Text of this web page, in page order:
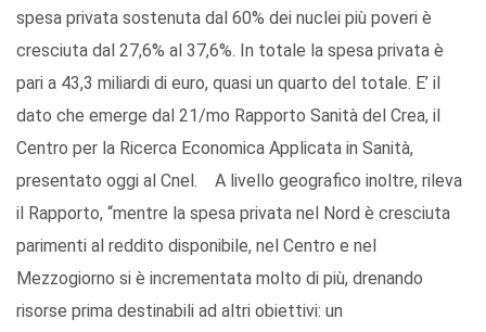
spesa privata sostenuta dal 60% dei nuclei più poveri è
cresciuta dal 27,6% al 37,6%. In totale la spesa privata è
pari a 43,3 miliardi di euro, quasi un quarto del totale. E’ il
dato che emerge dal 21/mo Rapporto Sanità del Crea, il
Centro per la Ricerca Economica Applicata in Sanità,
presentato oggi al Cnel. A livello geografico inoltre, rileva
il Rapporto, “mentre la spesa privata nel Nord è cresciuta
parimenti al reddito disponibile, nel Centro e nel
Mezzogiorno si è incrementata molto di più, drenando
risorse prima destinabili ad altri obiettivi: un